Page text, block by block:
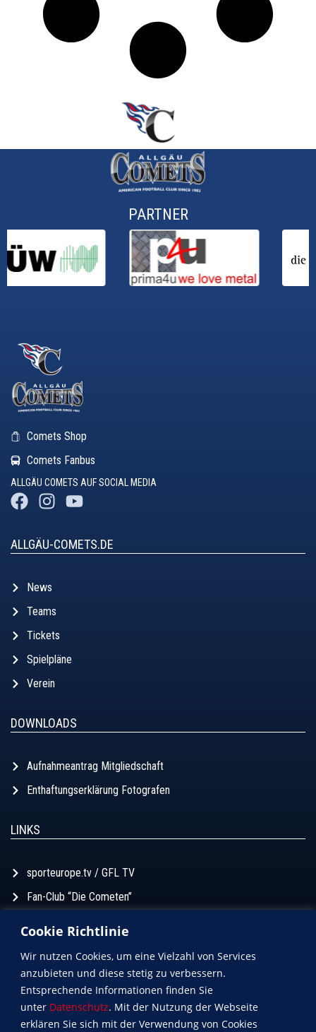
Cookie Richtlinie
Wir nutzen Cookies, um eine Vielzahl von Services
anzubieten und diese stetig zu verbessern.
Entsprechende Informationen finden Sie
unter Datenschutz. Mit der Nutzung der Webseite
erklären Sie sich mit der Verwendung von Cookies
PARTNER
Comets Shop
Comets Fanbus
ALLGÄU COMETS AUF SOCIAL MEDIA
ALLGÄU-COMETS.DE
News
Teams
Tickets
Spielpläne
Verein
DOWNLOADS
Aufnahmeantrag Mitgliedschaft
Enthaftungserklärung Fotografen
LINKS
sporteurope.tv / GFL TV
Fan-Club “Die Cometen”